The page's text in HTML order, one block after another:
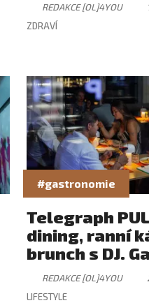
REDAKCE [OL]4YOU
ZDRAVÍ
#gastronomie
Telegraph
dining, ranní
brunch s DJ.
zážitek, který
rytmus
REDAKCE [OL]4YOU
LIFESTYLE